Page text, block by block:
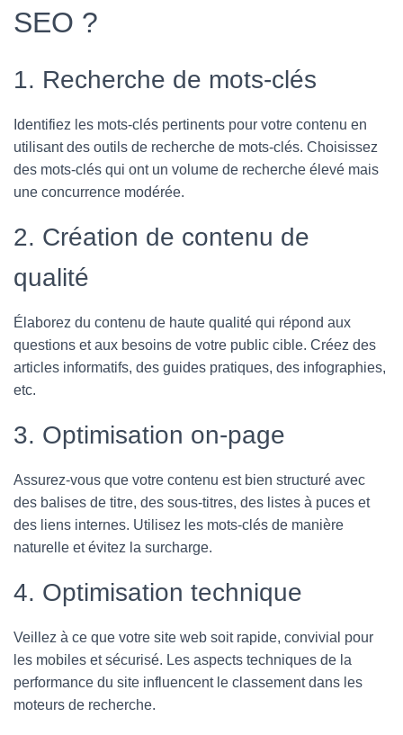
SEO ?
1. Recherche de mots-clés
Identifiez les mots-clés pertinents pour votre contenu en
utilisant des outils de recherche de mots-clés. Choisissez
des mots-clés qui ont un volume de recherche élevé mais
une concurrence modérée.
2. Création de contenu de
qualité
Élaborez du contenu de haute qualité qui répond aux
questions et aux besoins de votre public cible. Créez des
articles informatifs, des guides pratiques, des infographies,
etc.
3. Optimisation on-page
Assurez-vous que votre contenu est bien structuré avec
des balises de titre, des sous-titres, des listes à puces et
des liens internes. Utilisez les mots-clés de manière
naturelle et évitez la surcharge.
4. Optimisation technique
Veillez à ce que votre site web soit rapide, convivial pour
les mobiles et sécurisé. Les aspects techniques de la
performance du site influencent le classement dans les
moteurs de recherche.